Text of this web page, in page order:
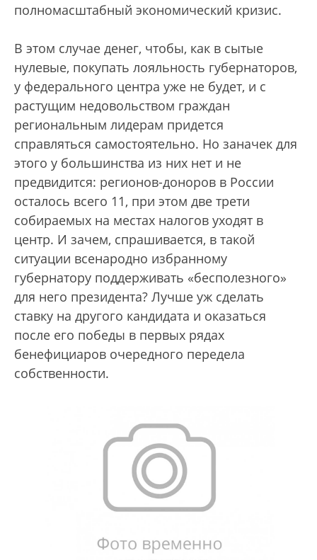
полномасштабный экономический кризис.
В этом случае денег, чтобы, как в сытые
нулевые, покупать лояльность губернаторов,
у федерального центра уже не будет, и с
растущим недовольством граждан
региональным лидерам придется
справляться самостоятельно. Но заначек для
этого у большинства из них нет и не
предвидится: регионов-доноров в России
осталось всего 11, при этом две трети
собираемых на местах налогов уходят в
центр. И зачем, спрашивается, в такой
ситуации всенародно избранному
губернатору поддерживать «бесполезного»
для него президента? Лучше уж сделать
ставку на другого кандидата и оказаться
после его победы в первых рядах
бенефициаров очередного передела
собственности.